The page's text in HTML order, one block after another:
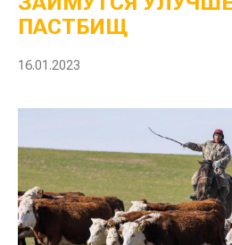
ПАСТБИЩ
16.01.2023